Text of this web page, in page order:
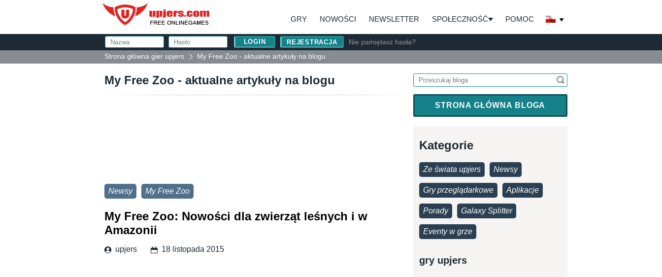
GRY NOWOŚCI NEWSLETTER SPOŁECZNOŚĆ POMOC
REJESTRACJA
Nie pamiętasz hasła?
Strona główna gier upjers
My Free Zoo - aktualne artykuły na blogu
My Free Zoo - aktualne artykuły na blogu
Newsy My Free Zoo
My Free Zoo: Nowości dla zwierząt leśnych i w
Amazonii
upjers 18 listopada 2015
STRONA GŁÓWNA BLOGA
Kategorie
Ze świata upjers Newsy
Gry przeglądarkowe Aplikacje
Porady Galaxy Splitter
Eventy w grze
gry upjers